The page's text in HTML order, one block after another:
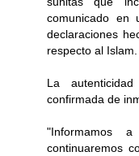
comunicado en
declaraciones
respecto al Islam.
La
confirmada de
"Informamos
continuaremos